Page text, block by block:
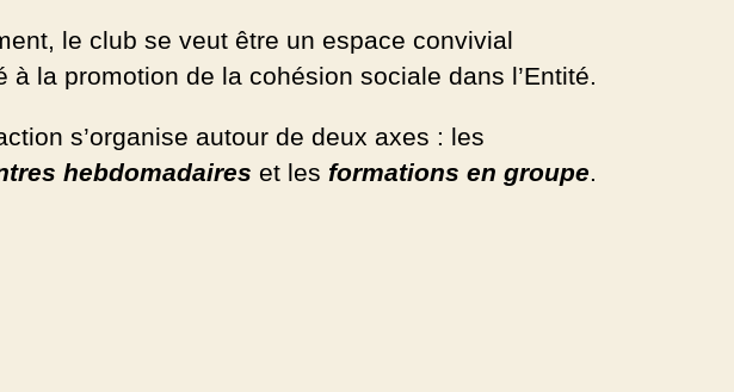
le club se veut être un espace convivial
à la promotion de la cohésion sociale dans l’Entité.
s’organise autour de deux axes : les
hebdomadaires et les formations en groupe.